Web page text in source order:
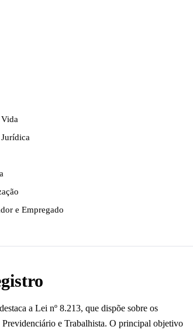
e Empregado
a Lei nº 8.213, que dispõe sobre os
e Trabalhista. O principal objetivo